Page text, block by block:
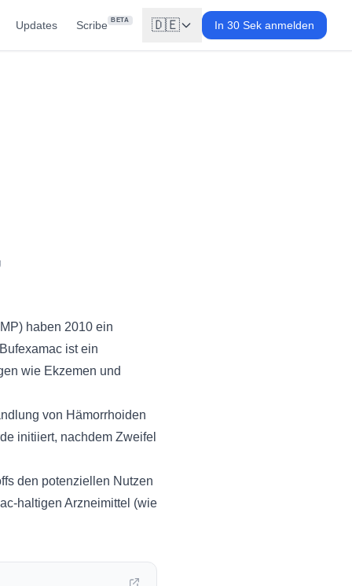
Updates Scribe BETA 🇩🇪 In 30 Sek anmelden
haben 2010 ein
ist ein
wie Ekzemen und
von Hämorrhoiden
initiiert, nachdem Zweifel
den potenziellen Nutzen
haltigen Arzneimittel (wie